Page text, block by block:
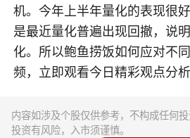
机。今年上半年量化的表现很
是最近量化普遍出现回撤，说
化。所以鲍鱼捞饭如何应对不
频，立即观看今日精彩观点分析
内容如涉及个股仅供参考，不构成任何投
投资有风险，入市须谨慎。